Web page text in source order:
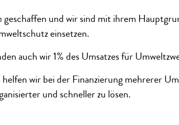
geschaffen und wir sind mit ihrem
einsetzen.
auch wir 1% des Umsatzes für
wir bei der Finanzierung mehrerer
und schneller zu lösen.